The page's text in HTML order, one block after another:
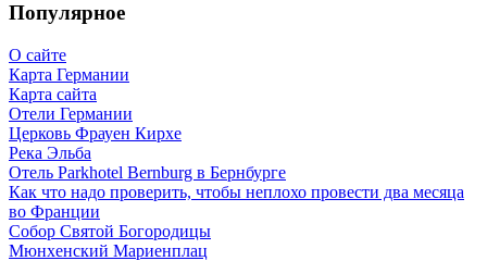
Популярное
О сайте
Карта Германии
Карта сайта
Отели Германии
Церковь Фрауен Кирхе
Река Эльба
Отель Parkhotel Bernburg в Бернбурге
Как что надо проверить, чтобы неплохо провести два месяца
во Франции
Собор Святой Богородицы
Мюнхенский Мариенплац